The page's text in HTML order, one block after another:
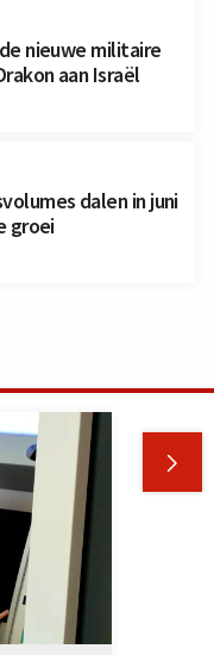
nieuwe militaire
aan Israël
dalen in juni
groei
